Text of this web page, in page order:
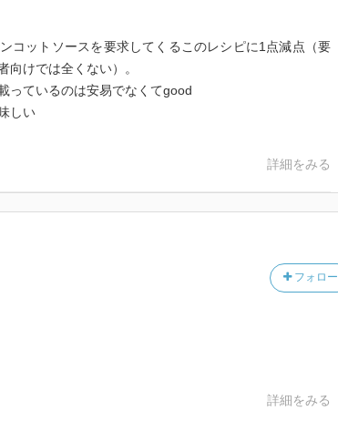
コットソースを要求してくるこのレシピに1点減点（要
向けでは全くない）。
っているのは安易でなくてgood
しい
詳細をみる
フォロー
詳細をみる